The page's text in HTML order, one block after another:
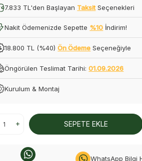
7.833 TL'den Başlayan Taksit Seçenekleri
Nakit Ödemenizde Sepette %10 İndirim!
18.800 TL (%40)Ön Ödeme Seçeneğiyle
Öngörülen Teslimat Tarihi:01.09.2026
Kurulum & Montaj
SEPETE EKLE
WhatsApp Bilgi